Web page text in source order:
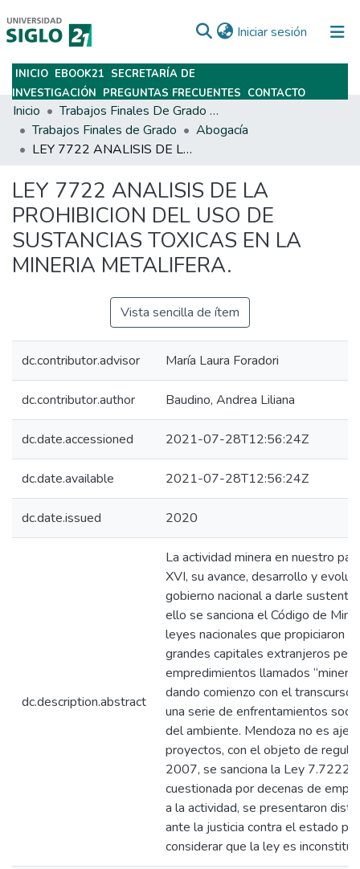
Iniciar sesión (current)
Subir
INICIO EBOOK21 SECRETARÍA DE
INVESTIGACIÓN PREGUNTAS FRECUENTES CONTACTO
Inicio
Trabajos Finales De Grado Y Posgrado
Trabajos Finales de Grado
Abogacía
LEY 7722 ANALISIS DE LA PROHIBICION DEL USO DE SUSTANCIAS TOXICAS EN LA MINERIA METALIFERA.
LEY 7722 ANALISIS DE LA
PROHIBICION DEL USO DE
SUSTANCIAS TOXICAS EN LA
MINERIA METALIFERA.
Vista sencilla de ítem
dc.contributor.advisor María Laura Foradori
dc.contributor.author Baudino, Andrea Liliana
dc.date.accessioned 2021-07-28T12:56:24Z
dc.date.available 2021-07-28T12:56:24Z
dc.date.issued 2020
dc.description.abstract
La actividad minera en nuestro
XVI, su avance, desarrollo y
gobierno nacional a darle sustento
ello se sanciona el Código de
leyes nacionales que propiciaron
grandes capitales extranjeros
empredimientos llamados “minería
dando comienzo con el transcurso
una serie de enfrentamientos
del ambiente. Mendoza no es
proyectos, con el objeto de
2007, se sanciona la Ley 7.7222 ,
cuestionada por decenas de
a la actividad, se presentaron
ante la justicia contra el estado
considerar que la ley es